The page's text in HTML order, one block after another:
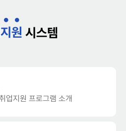
지 원 시스템
업지원 프로그램 소개